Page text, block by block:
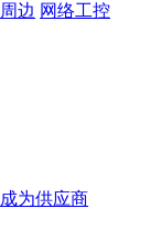
边 网络工控
成为供应商